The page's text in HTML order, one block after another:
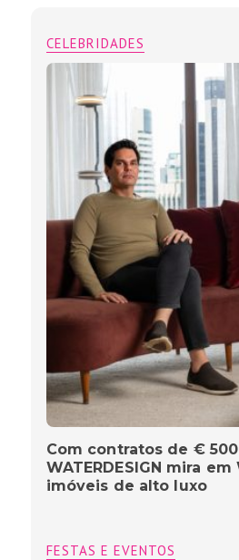
CELEBRIDADES
Com contratos de €
WATERDESIGN mira
imóveis de alto luxo
FESTAS E EVENTOS